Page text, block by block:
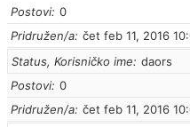
Postovi 0
Pridružen/a čet feb 11, 2016
Status, Korisničko ime
daors
Postovi 0
Pridružen/a čet feb 11, 2016